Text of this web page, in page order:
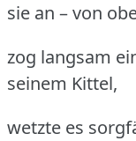
sie an – von
zog langsam
seinem Kittel,
wetzte es